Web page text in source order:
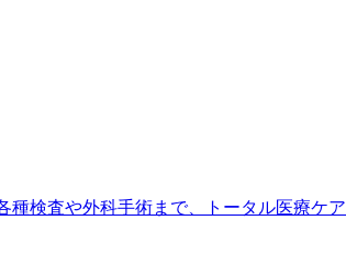
検査や外科手術まで、トータル医療ケア